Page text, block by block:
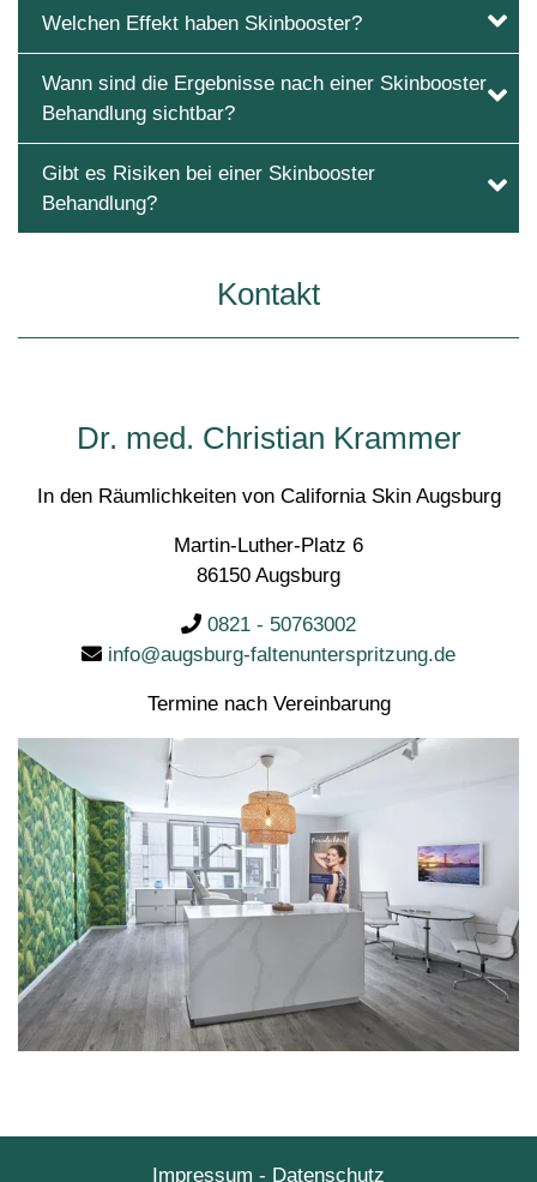
Welchen Effekt haben Skinbooster?
Wann sind die Ergebnisse nach einer Skinbooster
Behandlung sichtbar?
Gibt es Risiken bei einer Skinbooster
Behandlung?
Kontakt
Dr. med. Christian Krammer
In den Räumlichkeiten von California Skin Augsburg
Martin-Luther-Platz 6
86150 Augsburg
0821 - 50763002
info@augsburg-faltenunterspritzung.de
Termine nach Vereinbarung
Impressum - Datenschutz